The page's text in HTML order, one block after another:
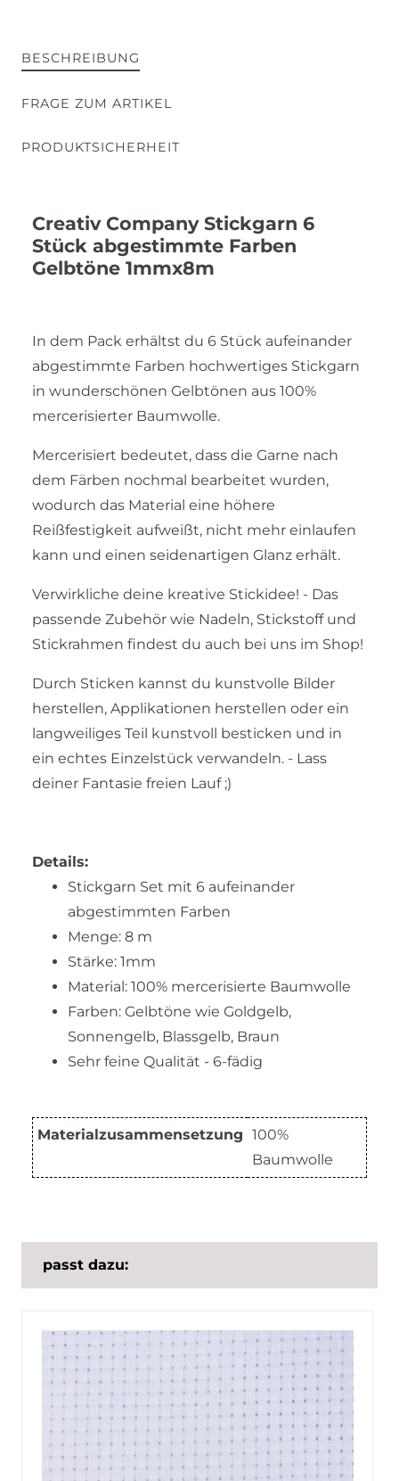
BESCHREIBUNG
FRAGE ZUM ARTIKEL
PRODUKTSICHERHEIT
Creativ Company Stickgarn 6
Stück abgestimmte Farben
Gelbtöne 1mmx8m
In dem Pack erhältst du 6 Stück aufeinander
abgestimmte Farben hochwertiges Stickgarn
in wunderschönen Gelbtönen aus 100%
mercerisierter Baumwolle.
Mercerisiert bedeutet, dass die Garne nach
dem Färben nochmal bearbeitet wurden,
wodurch das Material eine höhere
Reißfestigkeit aufweißt, nicht mehr einlaufen
kann und einen seidenartigen Glanz erhält.
Verwirkliche deine kreative Stickidee! - Das
passende Zubehör wie Nadeln, Stickstoff und
Stickrahmen findest du auch bei uns im Shop!
Durch Sticken kannst du kunstvolle Bilder
herstellen, Applikationen herstellen oder ein
langweiliges Teil kunstvoll besticken und in
ein echtes Einzelstück verwandeln. - Lass
deiner Fantasie freien Lauf ;)
Details:
Stickgarn Set mit 6 aufeinander
abgestimmten Farben
Menge: 8 m
Stärke: 1mm
Material: 100% mercerisierte Baumwolle
Farben: Gelbtöne wie Goldgelb,
Sonnengelb, Blassgelb, Braun
Sehr feine Qualität - 6-fädig
Materialzusammensetzung 100%
Baumwolle
passt dazu: